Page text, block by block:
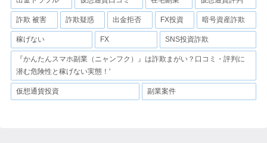
詐欺 被害 詐欺疑惑 出金拒否 FX投資 暗号資産詐欺
稼げない FX SNS投資詐欺
『かんたんスマホ副業（ニャンフク）』は詐欺まがい？口コミ・評判に
潜む危険性と稼げない実態！'
仮想通貨投資 副業案件